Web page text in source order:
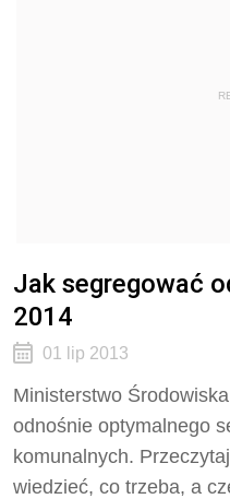
Jak segregować
2014
01 lip 2013
Ministerstwo
odnośnie optymalnego
komunalnych.
wiedzieć, co trzeba, a